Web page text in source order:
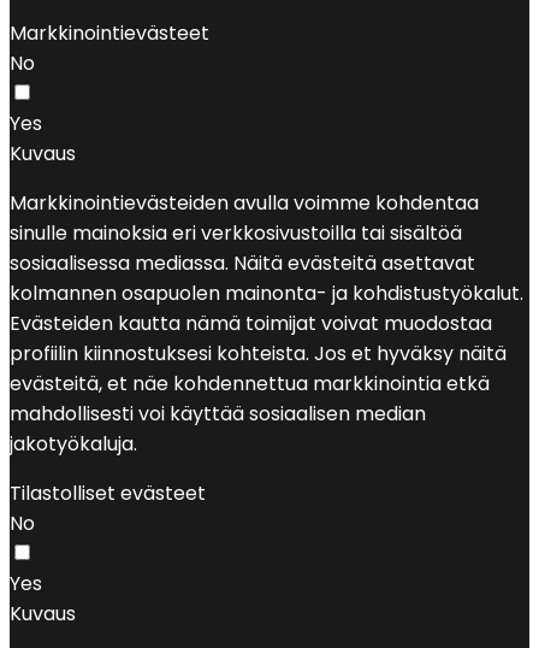
Markkinointievästeet
No
Yes
Kuvaus
Markkinointievästeiden avulla voimme kohdentaa
sinulle mainoksia eri verkkosivustoilla tai sisältöä
sosiaalisessa mediassa. Näitä evästeitä asettavat
kolmannen osapuolen mainonta- ja kohdistustyökalut.
Evästeiden kautta nämä toimijat voivat muodostaa
profiilin kiinnostuksesi kohteista. Jos et hyväksy näitä
evästeitä, et näe kohdennettua markkinointia etkä
mahdollisesti voi käyttää sosiaalisen median
jakotyökaluja.
Tilastolliset evästeet
No
Yes
Kuvaus